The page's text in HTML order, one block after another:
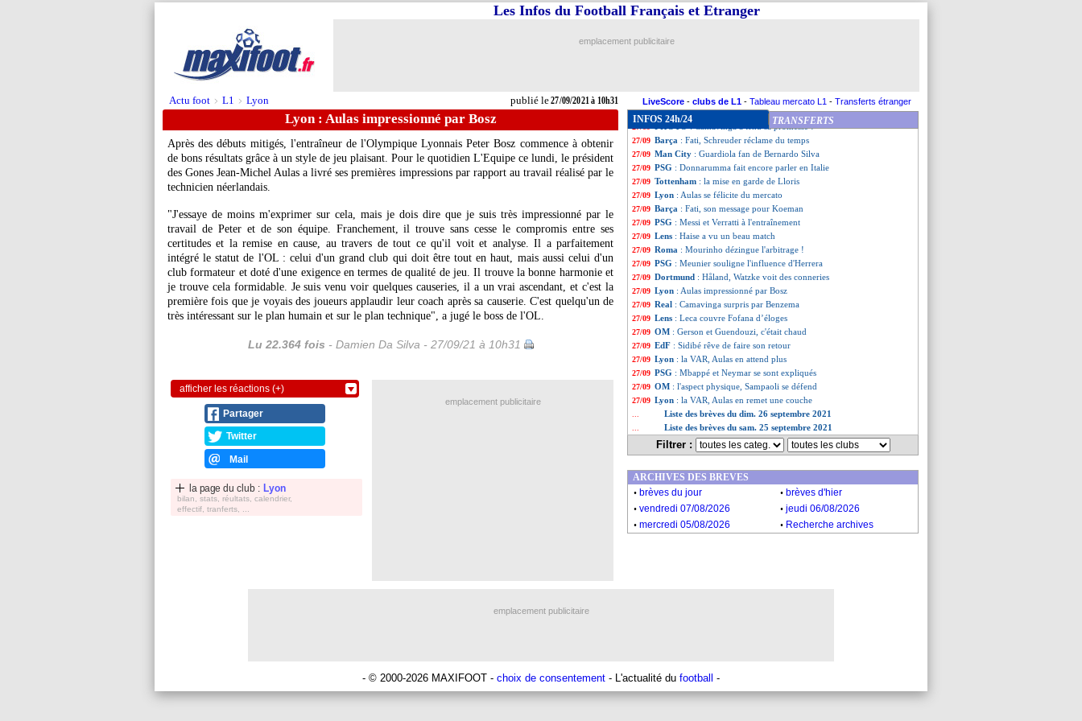
Actu foot > L1 > Lyon publié le27/09/2021 à 10h31
Les Infos du Football Français et Etranger
emplacement publicitaire
LiveScore - clubs de L1 - Tableau mercato L1 - Transferts étranger
Lyon : Aulas impressionné par Bosz
Après des débuts mitigés, l'entraîneur de l'Olympique Lyonnais Peter Bosz commence à obtenir
de bons résultats grâce à un style de jeu plaisant. Pour le quotidien L'Equipe ce lundi, le président
des Gones Jean-Michel Aulas a livré ses premières impressions par rapport au travail réalisé par le
technicien néerlandais.
"J'essaye de moins m'exprimer sur cela, mais je dois dire que je suis très impressionné par le
travail de Peter et de son équipe. Franchement, il trouve sans cesse le compromis entre ses
certitudes et la remise en cause, au travers de tout ce qu'il voit et analyse. Il a parfaitement
intégré le statut de l'OL : celui d'un grand club qui doit être tout en haut, mais aussi celui d'un
club formateur et doté d'une exigence en termes de qualité de jeu. Il trouve la bonne harmonie et
je trouve cela formidable. Je suis venu voir quelques causeries, il a un vrai ascendant, et c'est la
première fois que je voyais des joueurs applaudir leur coach après sa causerie. C'est quelqu'un de
très intéressant sur le plan humain et sur le plan technique", a jugé le boss de l'OL.
Lu 22.364 fois - Damien Da Silva - 27/09/21 à 10h31
afficher les réactions (+)
Partager
Twitter
Mail
la page du club : Lyon
bilan, stats, réultats, calendrier,
effectif, tranferts, ...
INFOS 24h/24 TRANSFERTS
27/09 Barça: Depay, les doutes de van Basten
27/09 Man City: Mahrez jauge les progrès du PSG
27/09 PSG
27/09 Bayern : Cuisance poussé vers la sortie
27/09 Atletico: Griezmann, Koke ne doute pas
: Camavinga a tenu sa promesse !
27/09 Barça : Fati, Schreuder réclame du temps
27/09 Man City : Guardiola fan de Bernardo Silva
27/09 PSG : Donnarumma fait encore parler en Italie
27/09 Tottenham : la mise en garde de Lloris
27/09 Lyon : Aulas se félicite du mercato
27/09 Barça : Fati, son message pour Koeman
27/09 PSG : Messi et Verratti à l'entraînement
27/09 Lens : Haise a vu un beau match
27/09 Roma : Mourinho dézingue l'arbitrage !
27/09 PSG : Meunier souligne l'influence d'Herrera
27/09 Dortmund : Håland, Watzke voit des conneries
27/09 Lyon : Aulas impressionné par Bosz
27/09 Real : Camavinga surpris par Benzema
27/09 Lens : Leca couvre Fofana d’éloges
27/09 OM : Gerson et Guendouzi, c'était chaud
27/09 EdF : Sidibé rêve de faire son retour
27/09 Lyon : la VAR, Aulas en attend plus
27/09 PSG : Mbappé et Neymar se sont expliqués
27/09 OM : l'aspect physique, Sampaoli se défend
27/09 Lyon : la VAR, Aulas en remet une couche
Liste des brèves du dim. 26 septembre 2021
Liste des brèves du sam. 25 septembre 2021
Filtrer :
emplacement publicitaire
ARCHIVES DES BREVES
. brèves du jour . brèves d'hier
. vendredi 07/08/2026 . jeudi 06/08/2026
. mercredi 05/08/2026 . Recherche archives
emplacement publicitaire
- © 2000-2026 MAXIFOOT - choix de consentement - L'actualité du football -